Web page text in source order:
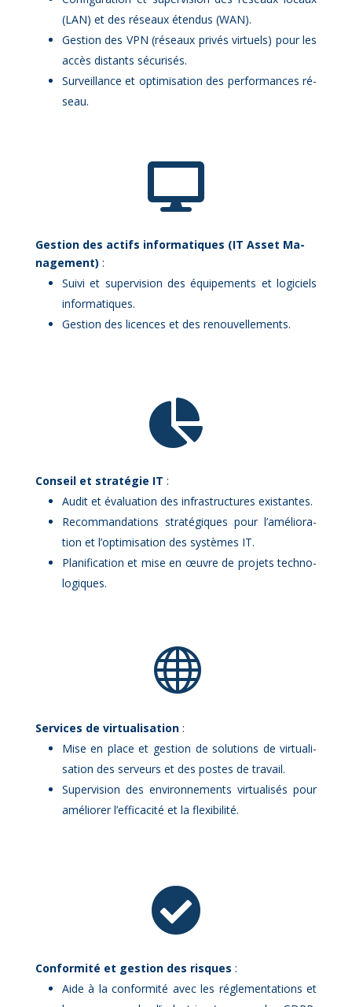
(LAN) et des ré­seaux éten­dus (WAN).
Ges­tion des VPN (ré­seaux pri­vés vir­tuels) pour les
ac­cès dis­tants sé­cu­ri­sés.
Sur­veillance et op­ti­mi­sa­tion des per­for­mances ré­
seau.

Ges­tion des ac­tifs in­for­ma­tiques (IT As­set Ma­
na­ge­ment) :
Sui­vi et su­per­vi­sion des équi­pe­ments et lo­gi­ciels
in­for­ma­tiques.
Ges­tion des li­cences et des re­nou­vel­le­ments.

Conseil et stra­té­gie IT :
Au­dit et éva­lua­tion des in­fra­struc­tures exis­tantes.
Re­com­man­da­tions stra­té­giques pour l’a­mé­lio­ra­
tion et l’op­ti­mi­sa­tion des sys­tèmes IT.
Pla­ni­fi­ca­tion et mise en œuvre de pro­jets tech­no­
lo­giques.

Ser­vices de vir­tua­li­sa­tion:
Mise en place et ges­tion de so­lu­tions de vir­tua­li­
sa­tion des ser­veurs et des postes de tra­vail.
Su­per­vi­sion des en­vi­ron­ne­ments vir­tua­li­sés pour
amé­lio­rer l’ef­fi­ca­ci­té et la flexi­bi­li­té.

Confor­mi­té et ges­tion des risques :
Aide à la confor­mi­té avec les ré­gle­men­ta­tions et